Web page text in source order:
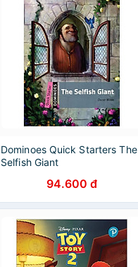
Dominoes Quick Starters The
Selfish Giant
94.600 đ